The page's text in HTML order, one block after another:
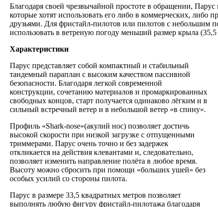
Благодаря своей чрезвычайной простоте в обращении, Парус
которые хотят использовать его либо в коммерческих, либо
друзьями. Для фристайл-пилотов или пилотов с небольшим
использовать в ветреную погоду меньший размер крыла (35,5
Характеристики
Парус представляет собой компактный и стабильный
тандемный параплан с высоким качеством пассивной
безопасности. Благодаря легкой современной
конструкции, сочетанию материалов и промаркированных
свободных концов, старт получается одинаково лёгким и в
сильный встречный ветер и в небольшой ветер «в спину».
Профиль «Shark-nose»(акулий нос) позволяет достичь
высокой скорости при низкой загрузке с отпущенными
триммерами. Парус очень точно и без задержек
откликается на действия клевантами и, следовательно,
позволяет изменить направление полёта в любое время.
Высоту можно сбросить при помощи «больших ушей» без
особых усилий со стороны пилота.
Парус в размере 33,5 квадратных метров позволяет
выполнять любую фигуру фристайл-пилотажа благодаря